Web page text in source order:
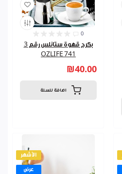
0
بكرج قهوة ستانلس رقم 3
741 OZLIFE
₪40.00
اضافة للسلة
الأشهر
عرض